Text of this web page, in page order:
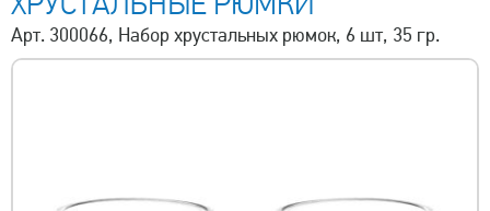
Арт. 300066, Набор хрустальных рюмок, 6 шт, 35 гр.